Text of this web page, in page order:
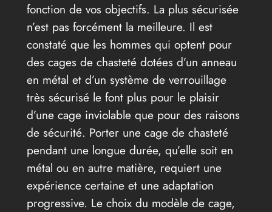
fonction de vos objectifs. La plus sécurisée
n’est pas forcément la meilleure. Il est
constaté que les hommes qui optent pour
des cages de chasteté dotées d’un anneau
en métal et d’un système de verrouillage
très sécurisé le font plus pour le plaisir
d’une cage inviolable que pour des raisons
de sécurité. Porter une cage de chasteté
pendant une longue durée, qu’elle soit en
métal ou en autre matière, requiert une
expérience certaine et une adaptation
progressive. Le choix du modèle de cage,